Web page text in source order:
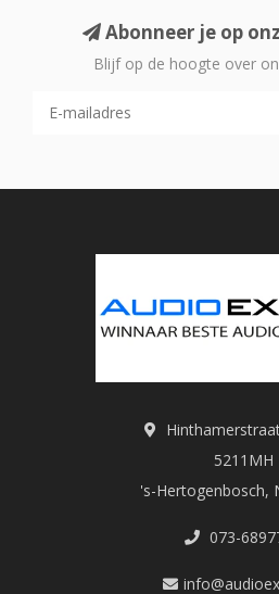
Abonneer je op
Blijf op de hoogte over
5211MH
's-Hertogenbosch,
073-